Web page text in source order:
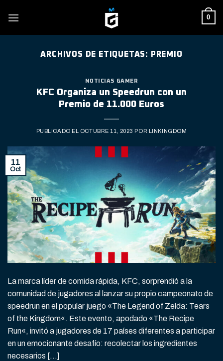
0
ARCHIVOS DE ETIQUETAS: PREMIO
NOTICIAS GAMER
KFC Organiza un Speedrun con un
Premio de 11.000 Euros
PUBLICADO EL OCTUBRE 11, 2023 POR LINKINGDOM
11
Oct
La marca líder de comida rápida, KFC, sorprendió a la
comunidad de jugadores al lanzar su propio campeonato de
speedrun en el popular juego «The Legend of Zelda: Tears
of the Kingdom«. Este evento, apodado «The Recipe
Run«, invitó a jugadores de 17 países diferentes a participar
en un emocionante desafío: recolectar los ingredientes
necesarios […]